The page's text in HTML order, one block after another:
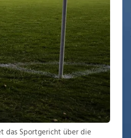
das Sportgericht über die